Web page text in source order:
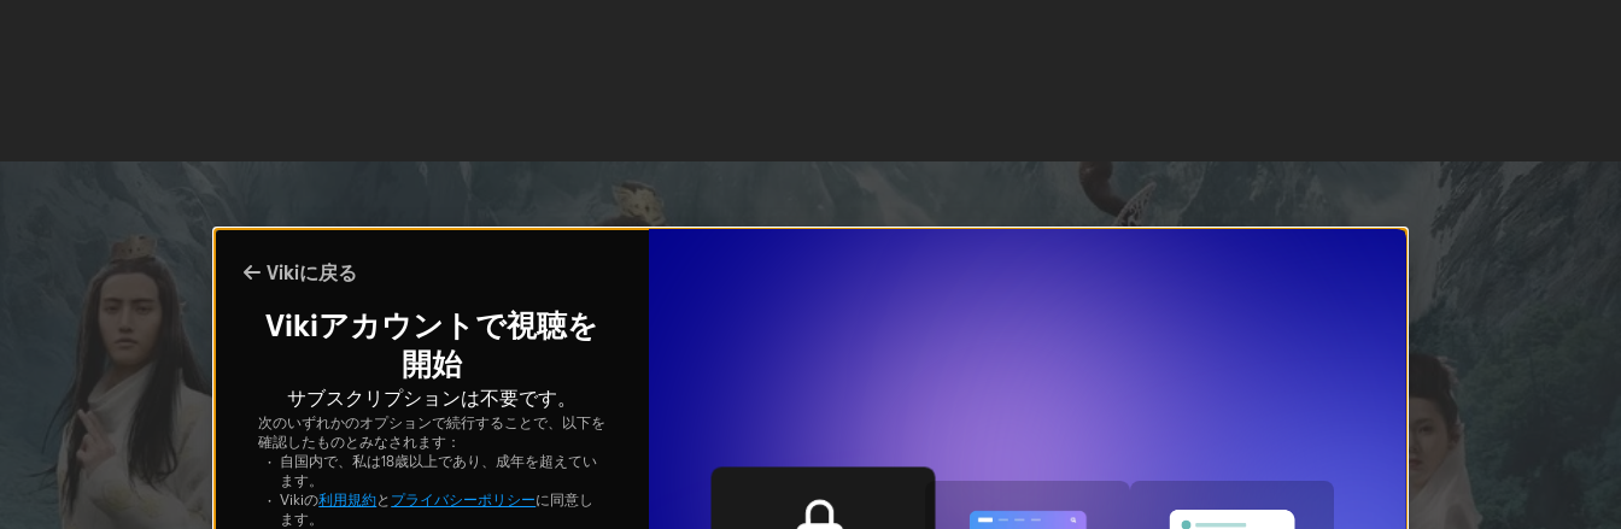
Vikiに戻る
Vikiアカウントで視聴を
開始
サブスクリプションは不要です。
次のいずれかのオプションで続行することで、以下を
確認したものとみなされます：
自国内で、私は18歳以上であり、成年を超えてい
ます。
Vikiの利用規約と プライバシーポリシーに同意し
ます。